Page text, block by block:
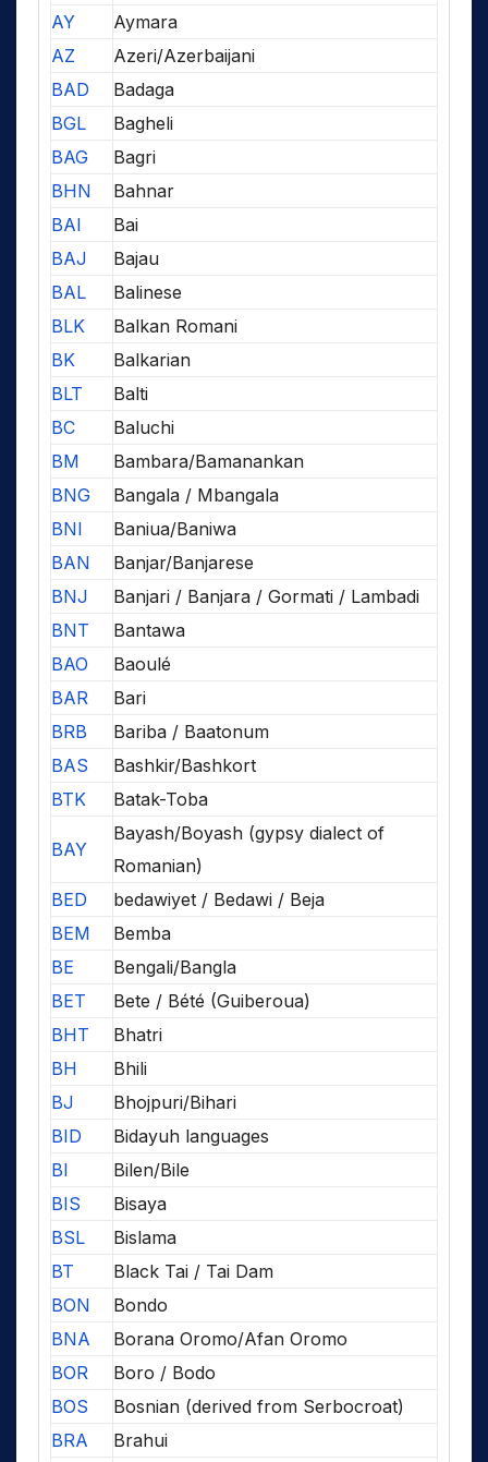
AY
Aymara
AZ
Azeri/Azerbaijani
BAD
Badaga
BGL
Bagheli
BAG
Bagri
BHN
Bahnar
BAI
Bai
BAJ
Bajau
BAL
Balinese
BLK
Balkan Romani
BK
Balkarian
BLT
Balti
BC
Baluchi
BM
Bambara/Bamanankan
BNG
Bangala / Mbangala
BNI
Baniua/Baniwa
BAN
Banjar/Banjarese
BNJ
Banjari / Banjara / Gormati / Lambadi
BNT
Bantawa
BAO
Baoulé
BAR
Bari
BRB
Bariba / Baatonum
BAS
Bashkir/Bashkort
BTK
Batak-Toba
BAY
Bayash/Boyash (gypsy dialect of
Romanian)
BED
bedawiyet / Bedawi / Beja
BEM
Bemba
BE
Bengali/Bangla
BET
Bete / Bété (Guiberoua)
BHT
Bhatri
BH
Bhili
BJ
Bhojpuri/Bihari
BID
Bidayuh languages
BI
Bilen/Bile
BIS
Bisaya
BSL
Bislama
BT
Black Tai / Tai Dam
BON
Bondo
BNA
Borana Oromo/Afan Oromo
BOR
Boro / Bodo
BOS
Bosnian (derived from Serbocroat)
BRA
Brahui